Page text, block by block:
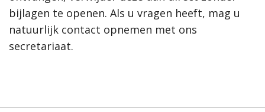
bijlagen te openen. Als u vragen heeft, mag u
natuurlijk contact opnemen met ons
secretariaat.